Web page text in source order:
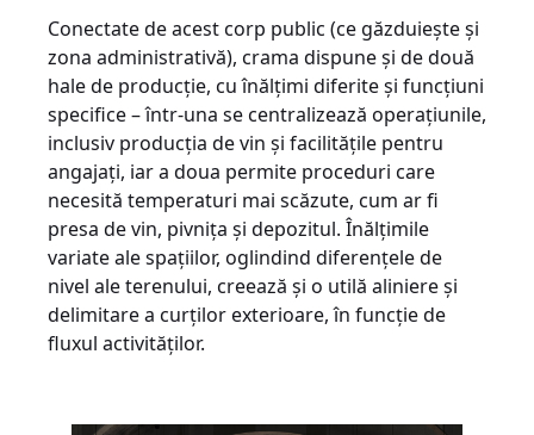
Conectate de acest corp public (ce găzduiește și
zona administrativă), crama dispune și de două
hale de producție, cu înălțimi diferite și funcțiuni
specifice – într-una se centralizează operațiunile,
inclusiv producția de vin și facilitățile pentru
angajați, iar a doua permite proceduri care
necesită temperaturi mai scăzute, cum ar fi
presa de vin, pivnița și depozitul. Înălțimile
variate ale spațiilor, oglindind diferențele de
nivel ale terenului, creează și o utilă aliniere și
delimitare a curților exterioare, în funcție de
fluxul activităților.